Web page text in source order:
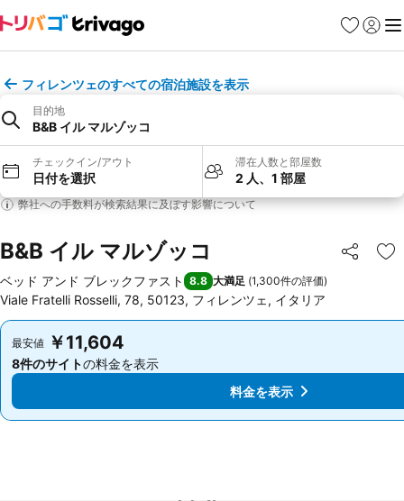
お気に入り
ログイ
メ
フィレンツェのすべての宿泊施設を表示
目的地
B&B イル マルゾッコ
チェックイン/アウト
日付を選択
滞在人数と部屋数
2 人、1 部屋
弊社への手数料が検索結果に及ぼす影響について
B&B イル マルゾッコ シェア お
ベッド アンド ブレックファスト 8.8 大満足 (1,300件の評価)
Viale Fratelli Rosselli, 78, 50123, フィレンツェ, イタリア
最安値 ￥11,604
8件のサイトの料金を表示
最安値 ￥11,604
8件のサイトの料金を表示
料金を表示